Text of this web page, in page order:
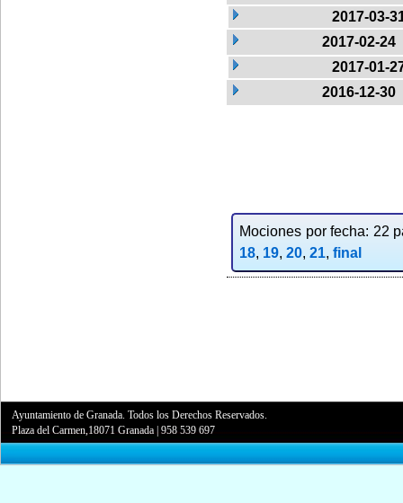
2017-03-
2017-02-24
2017-01-
2016-12-30
Mociones por fecha: 22
18, 19, 20, 21, final
Ayuntamiento de Granada. Todos los Derechos Reservados.
Plaza del Carmen,18071 Granada |958 539 697